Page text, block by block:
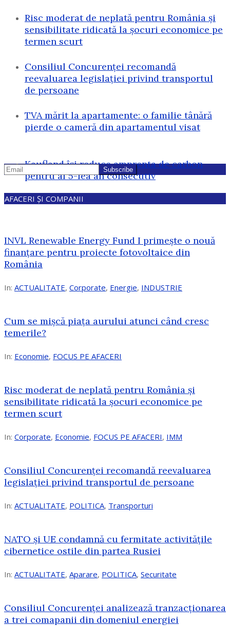
Risc moderat de neplată pentru România și
sensibilitate ridicată la șocuri economice pe
termen scurt
Consiliul Concurenței recomandă
reevaluarea legislației privind transportul
de persoane
TVA mărit la apartamente: o familie tânără
pierde o cameră din apartamentul visat
Kaufland își reduce amprenta de carbon
pentru al 5-lea an consecutiv
AFACERI ȘI COMPANII
INVL Renewable Energy Fund I primește o nouă
finanțare pentru proiecte fotovoltaice din
România
In: ACTUALITATE, Corporate, Energie, INDUSTRIE
Cum se mișcă piața aurului atunci când cresc
temerile?
In: Economie, FOCUS PE AFACERI
Risc moderat de neplată pentru România și
sensibilitate ridicată la șocuri economice pe
termen scurt
In: Corporate, Economie, FOCUS PE AFACERI, IMM
Consiliul Concurenței recomandă reevaluarea
legislației privind transportul de persoane
In: ACTUALITATE, POLITICA, Transporturi
NATO și UE condamnă cu fermitate activitățile
cibernetice ostile din partea Rusiei
In: ACTUALITATE, Aparare, POLITICA, Securitate
Consiliul Concurenţei analizează tranzacționarea
a trei comapanii din domeniul energiei